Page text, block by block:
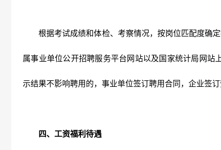
根据考试成绩和体检、考察情况，按岗位匹配度确定
属事业单位公开招聘服务平台网站以及国家统计局网站
示结果不影响聘用的，事业单位签订聘用合同，企业签
四、工资福利待遇